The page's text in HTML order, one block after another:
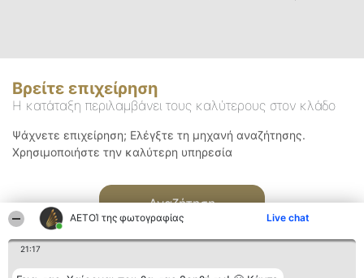
ΑΕΤΟΊ της φωτογραφίας Live chat
21:17
Βρείτε επιχείρηση
Η κατάταξη περιλαμβάνει τους καλύτερους στον κλάδο
Ψάχνετε επιχείρηση; Ελέγξτε τη μηχανή αναζήτησης.
Χρησιμοποιήστε την καλύτερη υπηρεσία
Αναζήτηση